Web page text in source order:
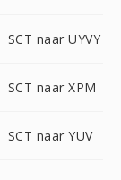
SCT naar UYVY
SCT naar XPM
SCT naar YUV